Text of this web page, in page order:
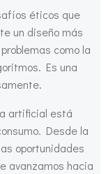
éticos que
un diseño más
como la
Es una
artificial está
Desde la
oportunidades
avanzamos hacia